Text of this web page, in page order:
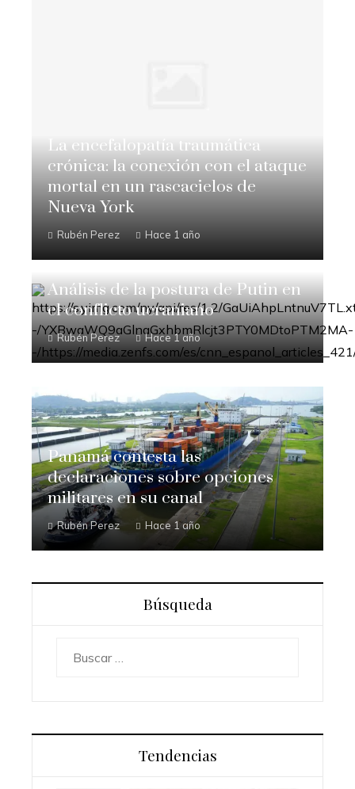
La encefalopatía traumática
crónica: la conexión con el ataque
mortal en un rascacielos de
Nueva York
Rubén Perez Hace 1 año
Análisis de la postura de Putin en
el conflicto ucraniano
Rubén Perez Hace 1 año
Panamá contesta las
declaraciones sobre opciones
militares en su canal
Rubén Perez Hace 1 año
Búsqueda
Tendencias